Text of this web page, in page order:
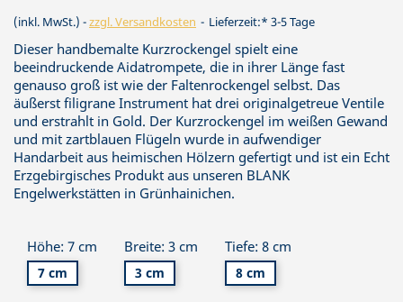
(inkl. MwSt.) zzgl. Versandkosten Lieferzeit:* 3-5 Tage
Dieser handbemalte Kurzrockengel spielt eine
beeindruckende Aidatrompete, die in ihrer Länge fast
genauso groß ist wie der Faltenrockengel selbst. Das
äußerst filigrane Instrument hat drei originalgetreue Ventile
und erstrahlt in Gold. Der Kurzrockengel im weißen Gewand
und mit zartblauen Flügeln wurde in aufwendiger
Handarbeit aus heimischen Hölzern gefertigt und ist ein Echt
Erzgebirgisches Produkt aus unseren BLANK
Engelwerkstätten in Grünhainichen.
Höhe: 7 cm
7 cm
Breite: 3 cm
3 cm
Tiefe: 8 cm
8 cm